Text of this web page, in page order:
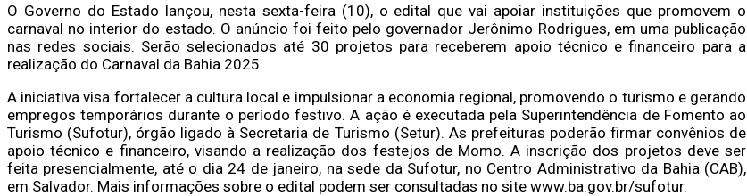
O Governo do Estado lançou, nesta sexta-feira (10), o edital que vai apoiar instituições que promovem o
carnaval no interior do estado. O anúncio foi feito pelo governador Jerônimo Rodrigues, em uma publicação
nas redes sociais. Serão selecionados até 30 projetos para receberem apoio técnico e financeiro para a
realização do Carnaval da Bahia 2025.
A iniciativa visa fortalecer a cultura local e impulsionar a economia regional, promovendo o turismo e gerando
empregos temporários durante o período festivo. A ação é executada pela Superintendência de Fomento ao
Turismo (Sufotur), órgão ligado à Secretaria de Turismo (Setur). As prefeituras poderão firmar convênios de
apoio técnico e financeiro, visando a realização dos festejos de Momo. A inscrição dos projetos deve ser
feita presencialmente, até o dia 24 de janeiro, na sede da Sufotur, no Centro Administrativo da Bahia (CAB),
em Salvador. Mais informações sobre o edital podem ser consultadas no site www.ba.gov.br/sufotur.